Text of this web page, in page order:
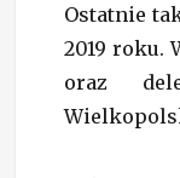
Ostatnie
2019 roku.
oraz